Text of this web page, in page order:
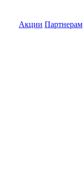
Акции Партнерам